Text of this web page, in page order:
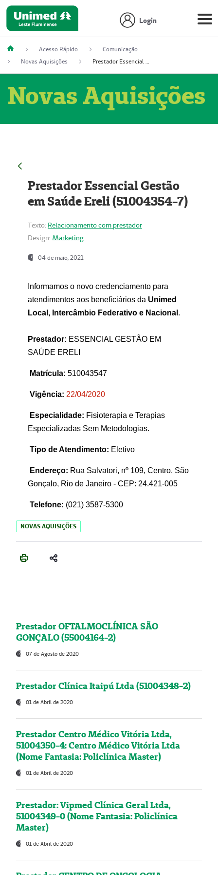
Login
Acesso Rápido
Comunicação
Novas Aquisições
Prestador Essencial Gestão em Saúde Ereli (51004354-7)
Novas Aquisições
Prestador Essencial Gestão
em Saúde Ereli (51004354-7)
Texto: Relacionamento com prestador
Design: Marketing
04 de maio, 2021
Informamos o novo credenciamento para
atendimentos aos beneficiários da Unimed
Local, Intercâmbio Federativo e Nacional .
Prestador: ESSENCIAL GESTÃO EM
SAÚDE ERELI
Matrícula: 510043547
Vigência: 22/04/2020
Especialidade: Fisioterapia e Terapias
Especializadas Sem Metodologias.
Tipo de Atendimento: Eletivo
Endereço: Rua Salvatori, nº 109, Centro, São
Gonçalo, Rio de Janeiro - CEP: 24.421-005
Telefone: (021) 3587-5300
NOVAS AQUISIÇÕES
Prestador OFTALMOCLÍNICA SÃO
GONÇALO (55004164-2)
07 de Agosto de 2020
Prestador Clínica Itaipú Ltda (51004348-2)
01 de Abril de 2020
Prestador Centro Médico Vitória Ltda,
51004350-4: Centro Médico Vitória Ltda
(Nome Fantasia: Policlínica Master)
01 de Abril de 2020
Prestador: Vipmed Clínica Geral Ltda,
51004349-0 (Nome Fantasia: Policlínica
Master)
01 de Abril de 2020